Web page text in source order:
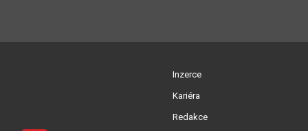
Inzerce
Kariéra
Redakce